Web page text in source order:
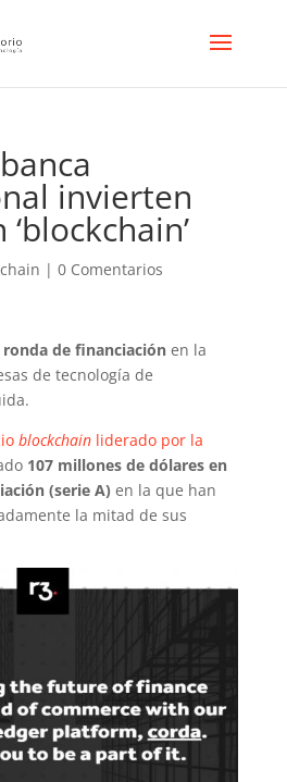
invierten
| 0 Comentarios
de financiación en la
de tecnología de
blockchain liderado por la
107 millones de dólares en
(serie A) en la que han
la mitad de sus